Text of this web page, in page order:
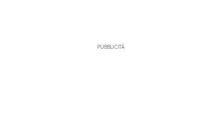
PUBBLICITÀ